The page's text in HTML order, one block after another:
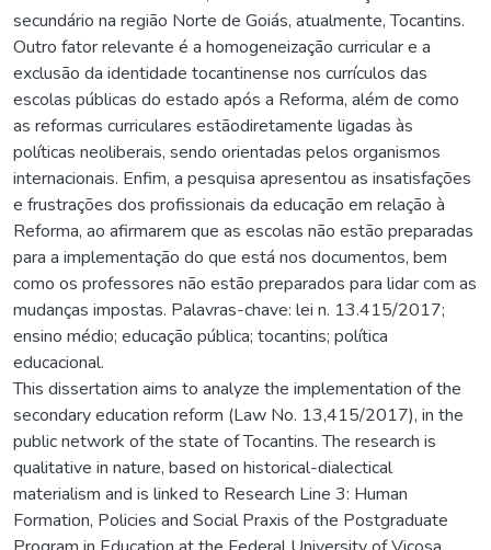
secundário na região Norte de Goiás, atualmente, Tocantins.
Outro fator relevante é a homogeneização curricular e a
exclusão da identidade tocantinense nos currículos das
escolas públicas do estado após a Reforma, além de como
as reformas curriculares estãodiretamente ligadas às
políticas neoliberais, sendo orientadas pelos organismos
internacionais. Enfim, a pesquisa apresentou as insatisfações
e frustrações dos profissionais da educação em relação à
Reforma, ao afirmarem que as escolas não estão preparadas
para a implementação do que está nos documentos, bem
como os professores não estão preparados para lidar com as
mudanças impostas. Palavras-chave: lei n. 13.415/2017;
ensino médio; educação pública; tocantins; política
educacional.
This dissertation aims to analyze the implementation of the
secondary education reform (Law No. 13,415/2017), in the
public network of the state of Tocantins. The research is
qualitative in nature, based on historical-dialectical
materialism and is linked to Research Line 3: Human
Formation, Policies and Social Praxis of the Postgraduate